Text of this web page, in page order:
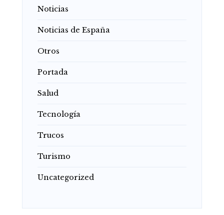
Noticias
Noticias de España
Otros
Portada
Salud
Tecnología
Trucos
Turismo
Uncategorized